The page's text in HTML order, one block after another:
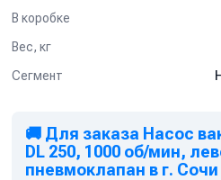
В коробке
Вес, кг
Сегмент
🚚 Для заказа Насос
DL 250, 1000 об/мин,
пневмоклапан в г. Сочи